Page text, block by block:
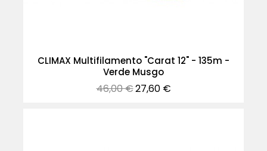
CLIMAX Multifilamento "Carat 12" - 135m -
Verde Musgo
Precio
normal
46,00 €Precio
27,60 €